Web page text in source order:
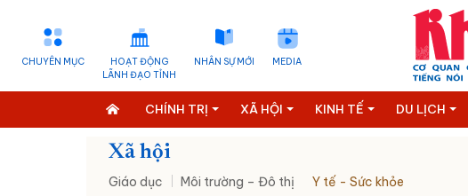
CHUYÊN MỤC
HOẠT ĐỘNG
LÃNH ĐẠO TỈNH
NHÂN SỰ MỚI MEDIA
CHÍNH TRỊ XÃ HỘI KINH TẾ DU LỊCH
Xã hội
Giáo dục Môi trường – Đô thị Y tế - Sức khỏe